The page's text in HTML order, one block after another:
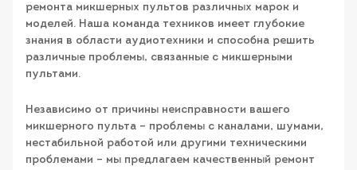
ремонта микшерных пультов различных марок и
моделей. Наша команда техников имеет глубокие
знания в области аудиотехники и способна решить
различные проблемы, связанные с микшерными
пультами.
Независимо от причины неисправности вашего
микшерного пульта – проблемы с каналами, шумами,
нестабильной работой или другими техническими
проблемами – мы предлагаем качественный ремонт